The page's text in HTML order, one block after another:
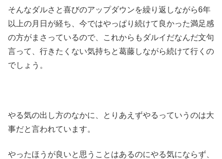
そんなダルさと喜びのアップダウンを繰り返しながら6年
以上の月日が経ち、今ではやっぱり続けて良かった満足感
の方がまさっているので、これからもダルイだなんだ文句
言って、行きたくない気持ちと葛藤しながら続けて行くの
でしょう。
やる気の出し方のなかに、とりあえずやるっていうのは大
事だと言われています。
やったほうが良いと思うことはあるのにやる気にならず、